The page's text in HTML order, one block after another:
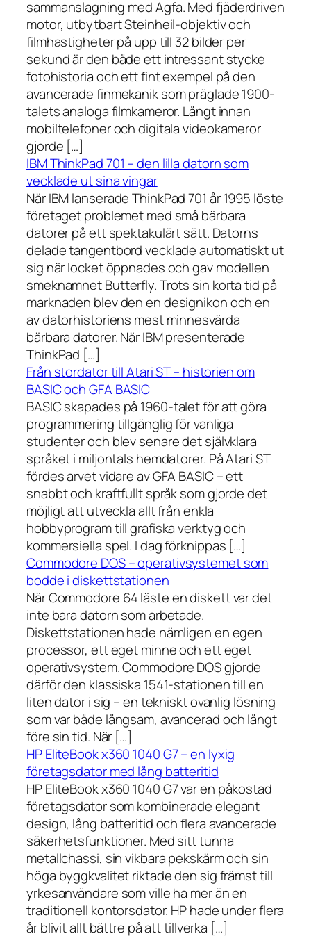
sammanslagning med Agfa. Med fjäderdriven
motor, utbytbart Steinheil-objektiv och
filmhastigheter på upp till 32 bilder per
sekund är den både ett intressant stycke
fotohistoria och ett fint exempel på den
avancerade finmekanik som präglade 1900-
talets analoga filmkameror. Långt innan
mobiltelefoner och digitala videokameror
gjorde […]
IBM ThinkPad 701 – den lilla datorn som
vecklade ut sina vingar
När IBM lanserade ThinkPad 701 år 1995 löste
företaget problemet med små bärbara
datorer på ett spektakulärt sätt. Datorns
delade tangentbord vecklade automatiskt ut
sig när locket öppnades och gav modellen
smeknamnet Butterfly. Trots sin korta tid på
marknaden blev den en designikon och en
av datorhistoriens mest minnesvärda
bärbara datorer. När IBM presenterade
ThinkPad […]
Från stordator till Atari ST – historien om
BASIC och GFA BASIC
BASIC skapades på 1960-talet för att göra
programmering tillgänglig för vanliga
studenter och blev senare det självklara
språket i miljontals hemdatorer. På Atari ST
fördes arvet vidare av GFA BASIC – ett
snabbt och kraftfullt språk som gjorde det
möjligt att utveckla allt från enkla
hobbyprogram till grafiska verktyg och
kommersiella spel. I dag förknippas […]
Commodore DOS – operativsystemet som
bodde i diskettstationen
När Commodore 64 läste en diskett var det
inte bara datorn som arbetade.
Diskettstationen hade nämligen en egen
processor, ett eget minne och ett eget
operativsystem. Commodore DOS gjorde
därför den klassiska 1541-stationen till en
liten dator i sig – en tekniskt ovanlig lösning
som var både långsam, avancerad och långt
före sin tid. När […]
HP EliteBook x360 1040 G7 – en lyxig
företagsdator med lång batteritid
HP EliteBook x360 1040 G7 var en påkostad
företagsdator som kombinerade elegant
design, lång batteritid och flera avancerade
säkerhetsfunktioner. Med sitt tunna
metallchassi, sin vikbara pekskärm och sin
höga byggkvalitet riktade den sig främst till
yrkesanvändare som ville ha mer än en
traditionell kontorsdator. HP hade under flera
år blivit allt bättre på att tillverka […]